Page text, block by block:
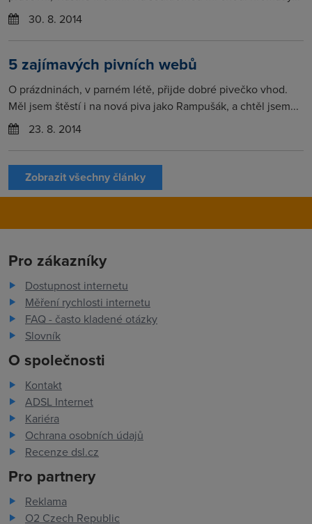
30. 8. 2014
5 zajímavých pivních webů
O prázdninách, v parném létě, přijde dobré pivečko vhod.
Měl jsem štěstí i na nová piva jako Rampušák, a chtěl jsem...
23. 8. 2014
Zobrazit všechny články
Pro zákazníky
Dostupnost internetu
Měření rychlosti internetu
FAQ - často kladené otázky
Slovník
O společnosti
Kontakt
ADSL Internet
Kariéra
Ochrana osobních údajů
Recenze dsl.cz
Pro partnery
Reklama
O2 Czech Republic